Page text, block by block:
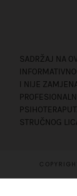
SADRŽAJ NA
I NIJE
STRUČNOG